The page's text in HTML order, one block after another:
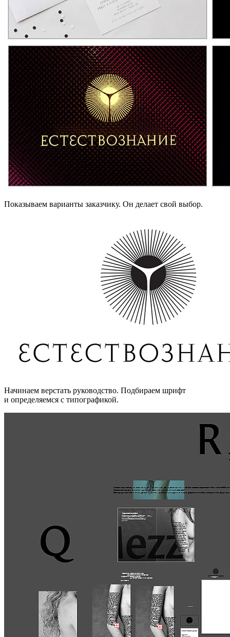
Показываем варианты заказчику. Он делает свой выбор.
Начинаем верстать руководство. Подбираем шрифт
и определяемся с типографикой.